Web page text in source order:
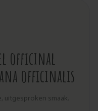
officinal
officinalis
uitgesproken smaak.